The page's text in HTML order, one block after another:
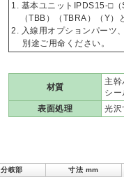
1. 基本ユニットIPDS15-□
（TBB）（TBRA）（Y）
2. 入線用オプションパーツ
別途ご用命ください。
材質
主
シー
表面処理
光沢
分岐部
寸法 mm